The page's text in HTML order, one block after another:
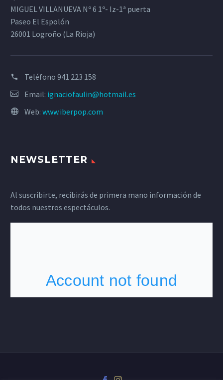
MIGUEL VILLANUEVA Nº 6 1º- Iz-1ª puerta
Paseo El Espolón
26001 Logroño (La Rioja)
Teléfono 941 223 158
Email: ignaciofaulin@hotmail.es
Web: www.iberpop.com
NEWSLETTER
Al suscribirte, recibirás de primera mano información de
todos nuestros espectáculos.